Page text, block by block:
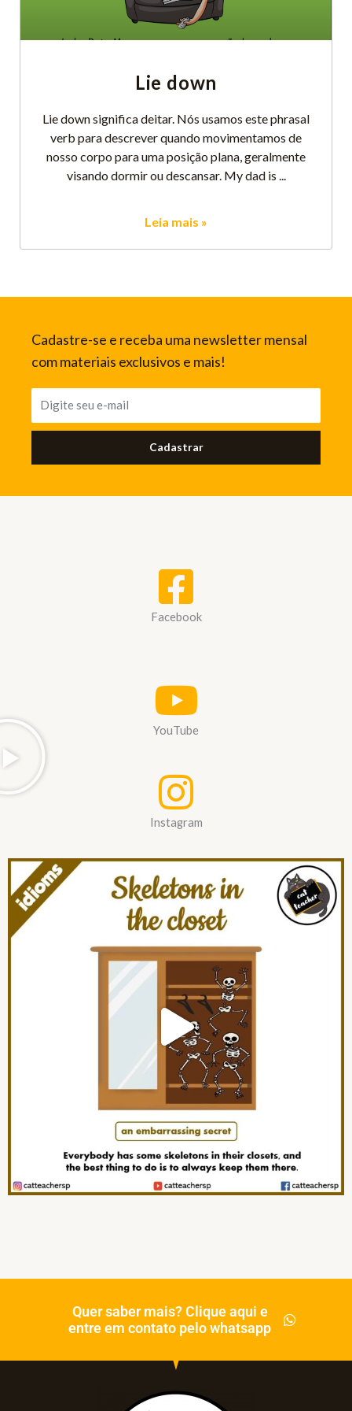
Lie down
Lie down significa deitar. Nós usamos este phrasal
verb para descrever quando movimentamos de
nosso corpo para uma posição plana, geralmente
visando dormir ou descansar. My dad is
Leia mais »
Cadastre-se e receba uma newsletter mensal
com materiais exclusivos e mais!
Cadastrar
Facebook
YouTube
Instagram
Quer saber mais? Clique aqui e
entre em contato pelo whatsapp